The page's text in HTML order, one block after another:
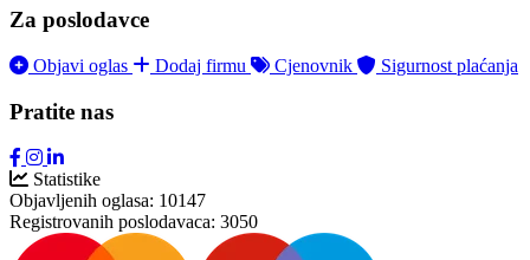
Za poslodavce
Objavi oglas Dodaj firmu Cjenovnik Sigurnost plaćanja
Pratite nas
Statistike
Objavljenih oglasa: 10147
Registrovanih poslodavaca: 3050